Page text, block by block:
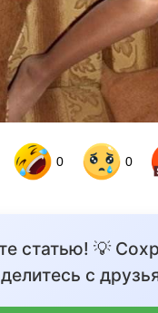
0 0
статью! 💡
с